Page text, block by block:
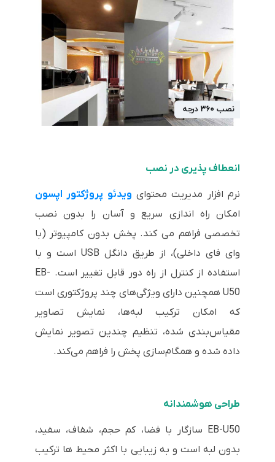
انعطاف پذیری در نصب
نرم افزار مدیریت محتوای ویدئو پروژکتور اپسون
امکان راه اندازی سریع و آسان را بدون نصب
تخصصی فراهم می کند. پخش بدون کامپیوتر (با
وای فای داخلی)، از طریق دانگل USB است و با
استفاده از کنترل از راه دور قابل تغییر است. EB-
U50 همچنین دارای ویژگی‌های چند پروژکتوری است
که امکان ترکیب لبه‌ها، نمایش تصاویر
مقیاس‌بندی شده، تنظیم چندین تصویر نمایش
داده شده و همگام‌سازی پخش را فراهم می‌کند.
طراحی هوشمندانه
EB-U50 سازگار با فضا، کم حجم، شفاف، سفید،
بدون لبه است و به زیبایی با اکثر محیط ها ترکیب